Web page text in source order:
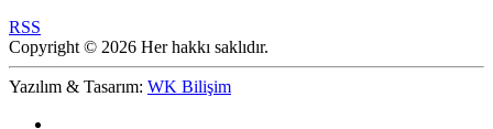
RSS
Copyright © 2026 Her hakkı saklıdır.
Yazılım & Tasarım: WK Bilişim